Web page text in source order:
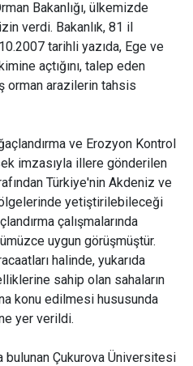
Bakanlığı, ülkemizde
verdi. Bakanlık, 81 il
tarihli yazıda, Ege ve
açtığını, talep eden
orman arazilerin tahsis
ve Erozyon Kontrol
imzasıyla illere gönderilen
Türkiye'nin Akdeniz ve
yetiştirilebileceği
çalışmalarında
uygun görüşmüştür.
halinde, yukarıda
sahip olan sahaların
konu edilmesi hususunda
yer verildi.
bulunan Çukurova Üniversitesi